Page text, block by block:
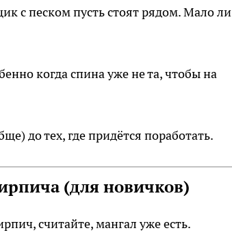
с песком пусть стоят рядом. Мало ли
когда спина уже не та, чтобы на
до тех, где придётся поработать.
(для новичков)
считайте, мангал уже есть.